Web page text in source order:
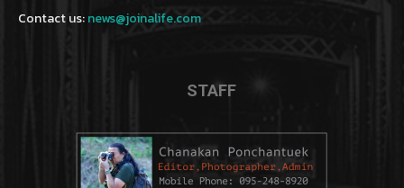
Contact us:news@joinalife.com
STAFF